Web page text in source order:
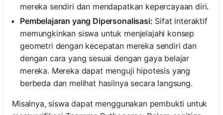
mereka sendiri dan mendapatkan kepercayaan diri.
Pembelajaran yang Dipersonalisasi: Sifat interaktif
memungkinkan siswa untuk menjelajahi konsep
geometri dengan kecepatan mereka sendiri dan
dengan cara yang sesuai dengan gaya belajar
mereka. Mereka dapat menguji hipotesis yang
berbeda dan melihat hasilnya secara langsung.
Misalnya, siswa dapat menggunakan pembukti untuk